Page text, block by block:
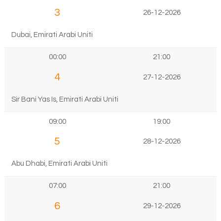
3 26-12-2026
Dubai, Emirati Arabi Uniti
00:00 21:00
4 27-12-2026
Sir Bani Yas Is, Emirati Arabi Uniti
09:00 19:00
5 28-12-2026
Abu Dhabi, Emirati Arabi Uniti
07:00 21:00
6 29-12-2026